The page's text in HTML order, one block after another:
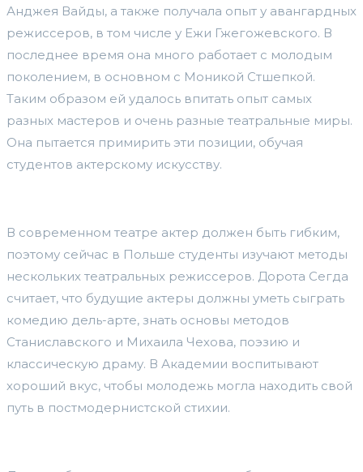
Анджея Вайды, а также получала опыт у авангардных
режиссеров, в том числе у Ежи Гжегожевского. В
последнее время она много работает с молодым
поколением, в основном с Моникой Стшепкой.
Таким образом ей удалось впитать опыт самых
разных мастеров и очень разные театральные миры.
Она пытается примирить эти позиции, обучая
студентов актерскому искусству.
В современном театре актер должен быть гибким,
поэтому сейчас в Польше студенты изучают методы
нескольких театральных режиссеров. Дорота Сегда
считает, что будущие актеры должны уметь сыграть
комедию дель-арте, знать основы методов
Станиславского и Михаила Чехова, поэзию и
классическую драму. В Академии воспитывают
хороший вкус, чтобы молодежь могла находить свой
путь в постмодернистской стихии.